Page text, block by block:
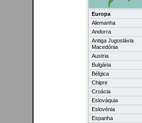
Europa
Alemanha
Andorra
Antiga Jugoslávia
Macedónia
Austria
Bulgária
Bélgica
Chipre
Croácia
Eslováquia
Eslovénia
Espanha